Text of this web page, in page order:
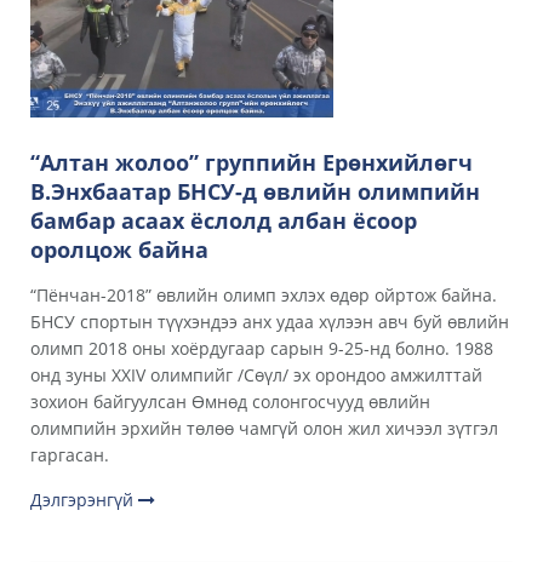
“Алтан жолоо” группийн Ерөнхийлөгч
В.Энхбаатар БНСУ-д өвлийн олимпийн
бамбар асаах ёслолд албан ёсоор
оролцож байна
“Пёнчан-2018” өвлийн олимп эхлэх өдөр ойртож байна.
БНСУ спортын түүхэндээ анх удаа хүлээн авч буй өвлийн
олимп 2018 оны хоёрдугаар сарын 9-25-нд болно. 1988
онд зуны XXIV олимпийг /Сөүл/ эх орондоо амжилттай
зохион байгуулсан Өмнөд солонгосчууд өвлийн
олимпийн эрхийн төлөө чамгүй олон жил хичээл зүтгэл
гаргасан.
Дэлгэрэнгүй